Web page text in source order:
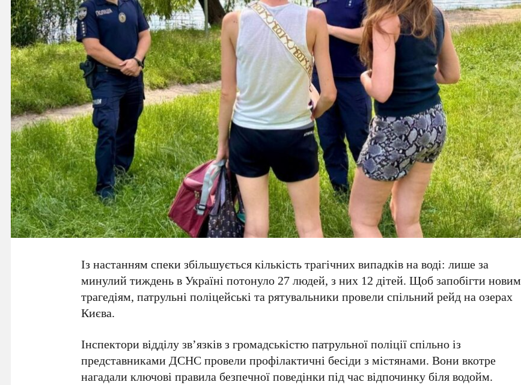
Із настанням спеки збільшується кількість трагічних випадків на воді: лише за
минулий тиждень в Україні потонуло27 людей, з них 12 дітей. Щоб запобігти новим
трагедіям, патрульні поліцейські та рятувальники провели спільний рейд на озерах
Києва.
Інспектори відділу зв’язків з громадськістю патрульної поліції спільно із
представниками ДСНС провели профілактичні бесіди з містянами. Вони вкотре
нагадали ключові правила безпечної поведінки під час відпочинку біля водойм.